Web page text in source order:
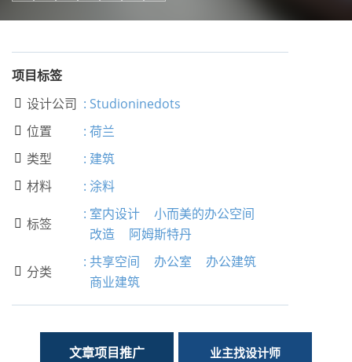
项目标签
 设计公司 : Studioninedots
 位置 : 荷兰
 类型 : 建筑
 材料 : 涂料
 标签
: 室内设计
小而美的办公空间
改造
阿姆斯特丹
 分类
: 共享空间 办公室
办公建筑
商业建筑
文章项目推广 业主找设计师